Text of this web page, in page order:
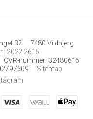
32
7480 Vildbjerg
: 2022 2615
CVR-nummer: 32480616
Sitemap